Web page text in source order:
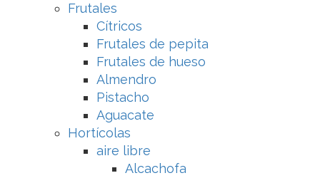
Frutales
Cítricos
Frutales de pepita
Frutales de hueso
Almendro
Pistacho
Aguacate
Hortícolas
aire libre
Alcachofa